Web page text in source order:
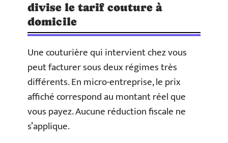
divise le tarif couture à
domicile
Une couturière qui intervient chez vous
peut facturer sous deux régimes très
différents. En micro-entreprise, le prix
affiché correspond au montant réel que
vous payez. Aucune réduction fiscale ne
s’applique.